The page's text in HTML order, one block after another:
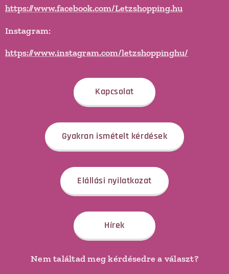
https://www.facebook.com/Letzshopping.hu
Instagram:
https://www.instagram.com/letzshoppinghu/
Kapcsolat
Gyakran ismételt kérdések
Elállási nyilatkozat
Hírek
Nem találtad meg kérdésedre a választ?